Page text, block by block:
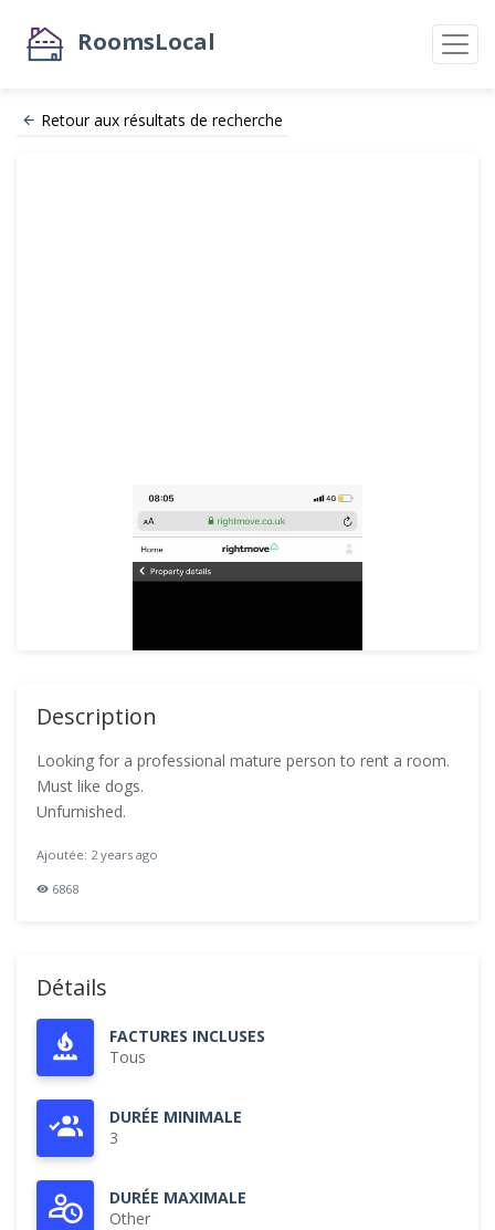
RoomsLocal
Retour aux résultats de recherche
Description
Looking for a professional mature person to rent a room.
Must like dogs.
Unfurnished.
Ajoutée: 2 years ago
6868
Détails
FACTURES INCLUSES
Tous
DURÉE MINIMALE
3
DURÉE MAXIMALE
Other